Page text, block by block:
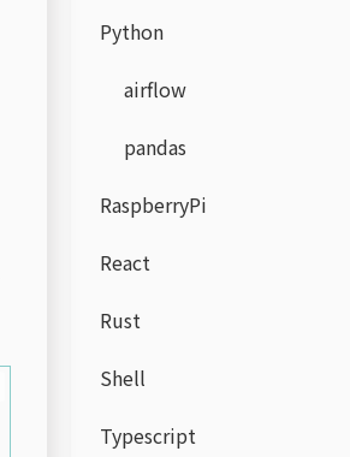
Python
airflow
pandas
RaspberryPi
React
Rust
Shell
Typescript